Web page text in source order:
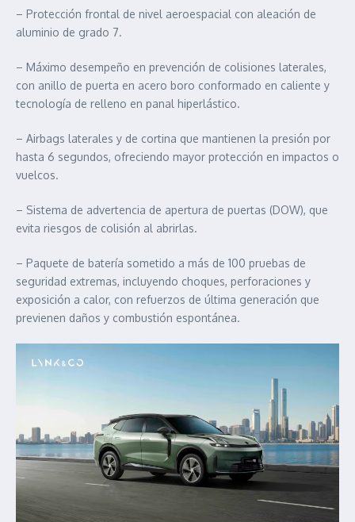
– Protección frontal de nivel aeroespacial con aleación de
aluminio de grado 7.
– Máximo desempeño en prevención de colisiones laterales,
con anillo de puerta en acero boro conformado en caliente y
tecnología de relleno en panal hiperlástico.
– Airbags laterales y de cortina que mantienen la presión por
hasta 6 segundos, ofreciendo mayor protección en impactos o
vuelcos.
– Sistema de advertencia de apertura de puertas (DOW), que
evita riesgos de colisión al abrirlas.
– Paquete de batería sometido a más de 100 pruebas de
seguridad extremas, incluyendo choques, perforaciones y
exposición a calor, con refuerzos de última generación que
previenen daños y combustión espontánea.